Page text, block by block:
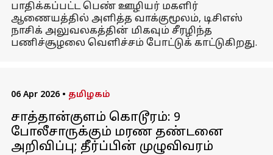
பாதிக்கப்பட்ட பெண் ஊழியர் மகளிர்
ஆணையத்தில் அளித்த வாக்குமூலம், டிசிஎஸ்
நாசிக் அலுவலகத்தின் மிகவும் சீரழிந்த
பணிச்சூழலை வெளிச்சம் போட்டுக் காட்டுகிறது.
06 Apr 2026 • தமிழகம்
சாத்தான்குளம் கொடூரம்: 9
போலீசாருக்கும் மரண தண்டனை
அறிவிப்பு; தீர்ப்பின் முழுவிவரம்